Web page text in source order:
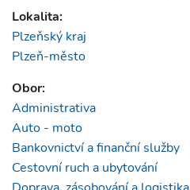
Lokalita:
Plzeňský kraj
Plzeň-město
Obor:
Administrativa
Auto - moto
Bankovnictví a finanční služby
Cestovní ruch a ubytování